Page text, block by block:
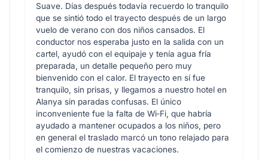
Suave. Días después todavía recuerdo lo tranquilo
que se sintió todo el trayecto después de un largo
vuelo de verano con dos niños cansados. El
conductor nos esperaba justo en la salida con un
cartel, ayudó con el equipaje y tenía agua fría
preparada, un detalle pequeño pero muy
bienvenido con el calor. El trayecto en sí fue
tranquilo, sin prisas, y llegamos a nuestro hotel en
Alanya sin paradas confusas. El único
inconveniente fue la falta de Wi‑Fi, que habría
ayudado a mantener ocupados a los niños, pero
en general el traslado marcó un tono relajado para
el comienzo de nuestras vacaciones.